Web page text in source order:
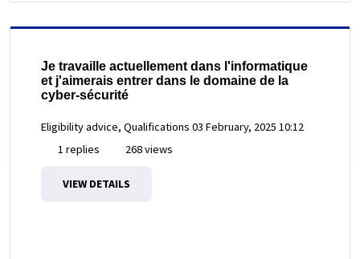
Je travaille actuellement dans l'informatique
et j'aimerais entrer dans le domaine de la
cyber-sécurité
Eligibility advice, Qualifications 03 February, 2025 10:12
1 replies
268 views
VIEW DETAILS